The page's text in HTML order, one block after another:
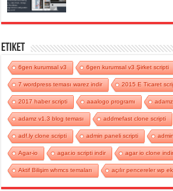
Etiket
6gen kurumsal v3 6gen kurumsal v3 Şirket scripti
7 wordpress teması warez indir 2015 E Ticaret
2017 haber scripti aaalogo programı
adamz v1.3 blog teması addmefast clone scripti
adf.ly clone scripti admin paneli scripti
Agar-io agar.io scripti indir agar io clone
Aktif Bilişim whmcs temaları açılır pencereler wp